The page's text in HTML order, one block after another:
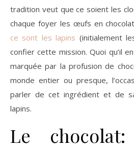
tradition veut que ce soient les
chaque foyer les œufs en
ce sont les lapins (initialement
confier cette mission. Quoi qu’il
marquée par la profusion de
monde entier ou presque,
parler de cet ingrédient et de
lapins.
Le